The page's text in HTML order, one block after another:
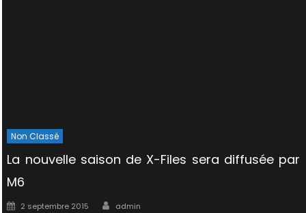
Non Classé
La nouvelle saison de X-Files sera diffusée par
M6
Posted
2 septembre 2015 Author
admin